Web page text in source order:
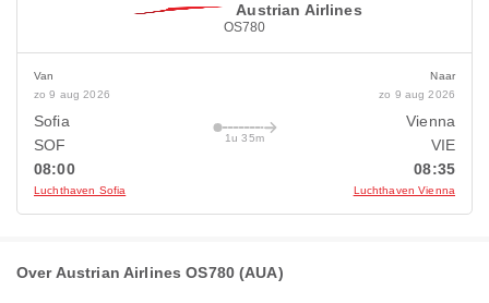
Austrian Airlines
OS780
Van
zo 9 aug 2026
Sofia
SOF
08:00
Luchthaven Sofia
1u 35m
Naar
zo 9 aug 2026
Vienna
VIE
08:35
Luchthaven Vienna
Over Austrian Airlines OS780 (AUA)